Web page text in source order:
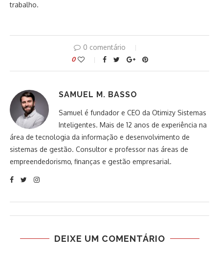
trabalho.
0 comentário
0
SAMUEL M. BASSO
Samuel é fundador e CEO da Otimizy Sistemas
Inteligentes. Mais de 12 anos de experiência na
área de tecnologia da informação e desenvolvimento de
sistemas de gestão. Consultor e professor nas áreas de
empreendedorismo, finanças e gestão empresarial.
DEIXE UM COMENTÁRIO